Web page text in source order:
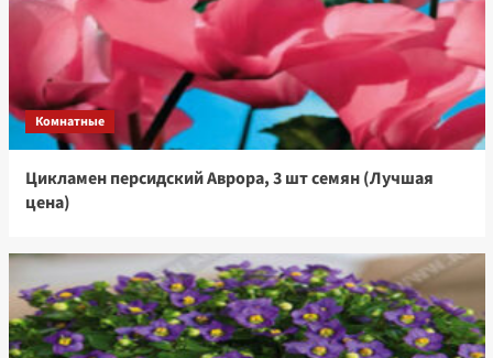
Комнатные
Цикламен персидский Аврора, 3 шт семян (Лучшая
цена)